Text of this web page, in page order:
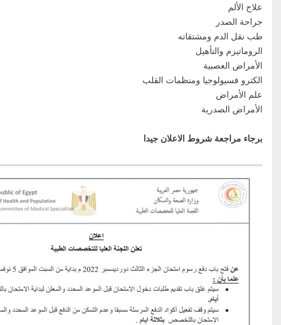
علاج الألم
جراحة الصدر
طب نقل الدم ومشتقاته
الروماتيزم والتأهيل
الأمراض العصبية
الكترو فسيولوجيا ومنظمات القلب
علم الأمراض
الأمراض الصدرية
برجاء مراجعة شروط الاعلان جيدا